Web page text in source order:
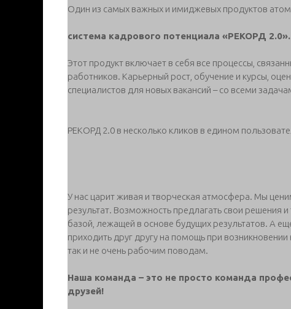
Один из самых важных и имиджевых продуктов
система кадрового потенциала «РЕКОРД 2.0».
Этот продукт включает в себя все процессы,
работников. Карьерный рост, обучение и курсы,
специалистов для новых вакансий – со всеми
РЕКОРД 2.0 в несколько кликов в едином
У нас царит живая и творческая атмосфера. Мы
результат. Возможность предлагать свои решения
базой, лежащей в основе будущих результатов. А
приходить друг другу на помощь при
так и не очень рабочим поводам.
Наша команда – это не просто команда
друзей!